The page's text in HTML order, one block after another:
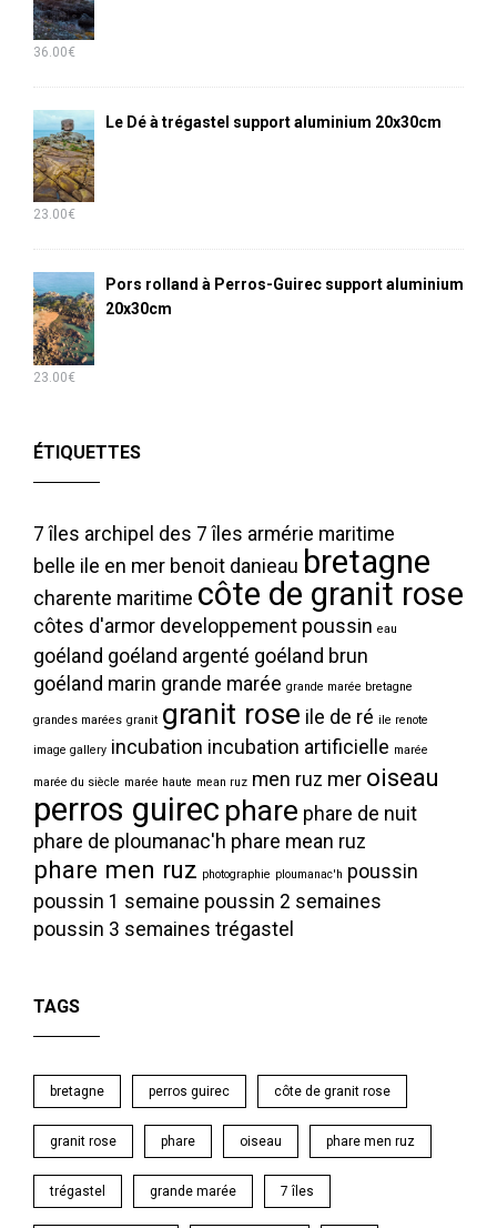
36.00€
Le Dé à trégastel support aluminium 20x30cm
23.00€
Pors rolland à Perros-Guirec support aluminium
20x30cm
23.00€
ÉTIQUETTES
7 îles archipel des 7 îles armérie maritime
belle ile en mer benoit danieau bretagne
charente maritime côte de granit rose
côtes d'armor developpement poussin eau
goéland goéland argenté goéland brun
goéland marin grande marée grande marée bretagne
grandes marées granit granit rose ile de ré ile renote
image gallery incubation incubation artificielle marée
marée du siècle marée haute mean ruz men ruz mer oiseau
perros guirec phare phare de nuit
phare de ploumanac'h phare mean ruz
phare men ruz photographie ploumanac'h poussin
poussin 1 semaine poussin 2 semaines
poussin 3 semaines trégastel
TAGS
bretagne perros guirec côte de granit rose
granit rose phare oiseau phare men ruz
trégastel grande marée 7 îles